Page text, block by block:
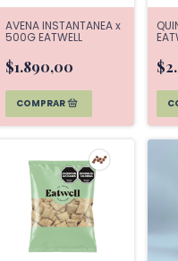
AVENA INSTANTANEA x
500G EATWELL
$1.890,00